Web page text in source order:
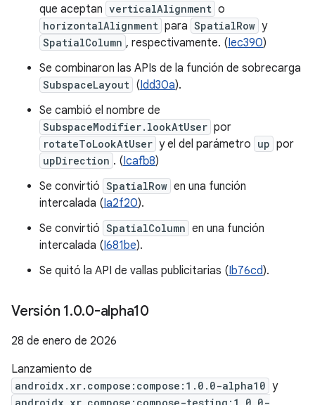
que aceptan verticalAlignment o
horizontalAlignment para SpatialRow y
SpatialColumn , respectivamente. (Iec390)
Se combinaron las APIs de la función de sobrecarga
SubspaceLayout (Idd30a).
Se cambió el nombre de
SubspaceModifier.lookAtUser por
rotateToLookAtUser y el del parámetro up por
upDirection . (Icafb8)
Se convirtió SpatialRow en una función
intercalada (Ia2f20).
Se convirtió SpatialColumn en una función
intercalada (I681be).
Se quitó la API de vallas publicitarias (Ib76cd).
Versión 1.0.0-alpha10
28 de enero de 2026
Lanzamiento de
androidx.xr.compose:compose:1.0.0-alpha10 y